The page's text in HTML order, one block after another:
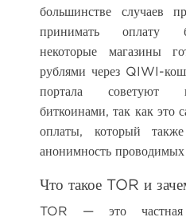
большинстве случаев
принимать оплату
некоторые магазины
рублями через QIWI-
портала советуют
биткоинами, так как это
оплаты, который также
анонимность
Что такое TOR и
TOR — это частная